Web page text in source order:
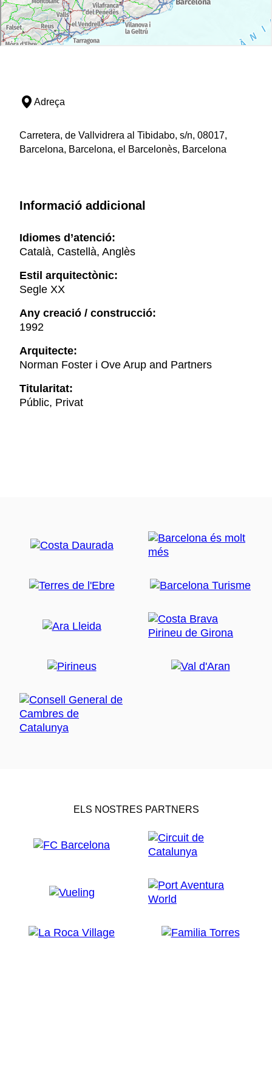
Adreça
Carretera, de Vallvidrera al Tibidabo, s/n, 08017,
Barcelona, Barcelona, el Barcelonès, Barcelona
Informació addicional
Idiomes d’atenció:
Català, Castellà, Anglès
Estil arquitectònic:
Segle XX
Any creació / construcció:
1992
Arquitecte:
Norman Foster i Ove Arup and Partners
Titularitat:
Públic, Privat
ELS NOSTRES PARTNERS